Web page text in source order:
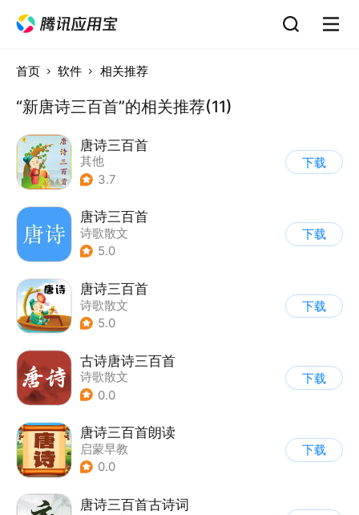
首页 软件 相关推荐
“新唐诗三百首”的相关推荐(11)
唐诗三百首
其他
3.7
下载
唐诗三百首
诗歌散文
5.0
下载
唐诗三百首
诗歌散文
5.0
下载
古诗唐诗三百首
诗歌散文
0.0
下载
唐诗三百首朗读
启蒙早教
0.0
下载
唐诗三百首古诗词